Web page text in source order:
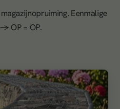
Eenmalige
OP = OP.